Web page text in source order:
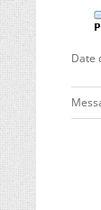
Date